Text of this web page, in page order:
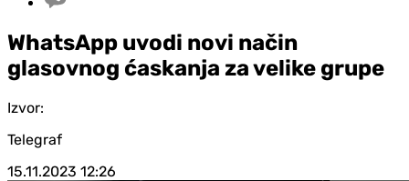
WhatsApp uvodi novi način
glasovnog ćaskanja za velike grupe
Izvor:
Telegraf
15.11.2023 12:26